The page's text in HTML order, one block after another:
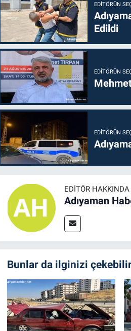
EDITÖRÜN
Edildi
EDITÖRÜN
Mehmet
EDITÖRÜN
EDITÖR HAKKINDA
Adıyaman
Bunlar da ilginizi